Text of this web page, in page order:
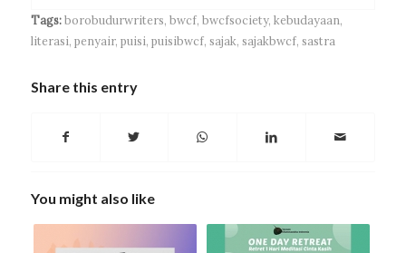
Tags: borobudurwriters, bwcf, bwcfsociety, kebudayaan,
literasi, penyair, puisi, puisibwcf, sajak, sajakbwcf, sastra
Share this entry
You might also like